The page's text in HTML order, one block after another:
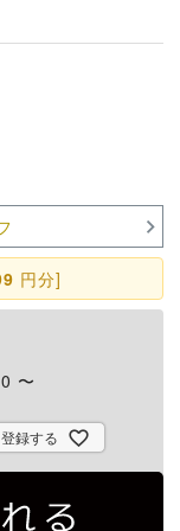
円分]
〜
録する